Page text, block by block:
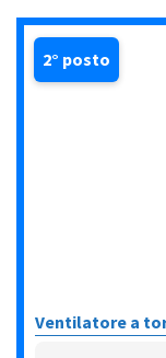
2° posto
Ventilatore a